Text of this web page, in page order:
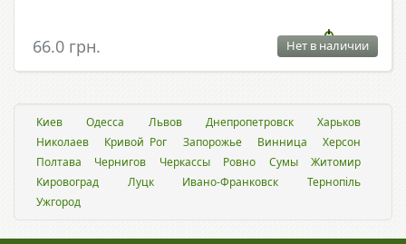
66.0 грн. Нет в наличии
Киев Одесса Львов Днепропетровск
Харьков
Николаев
Кривой Рог Запорожье Винница
Херсон
Полтава
Чернигов Черкассы Ровно Сумы
Житомир
Кировоград
Луцк Ивано-Франковск
Тернопіль
Ужгород